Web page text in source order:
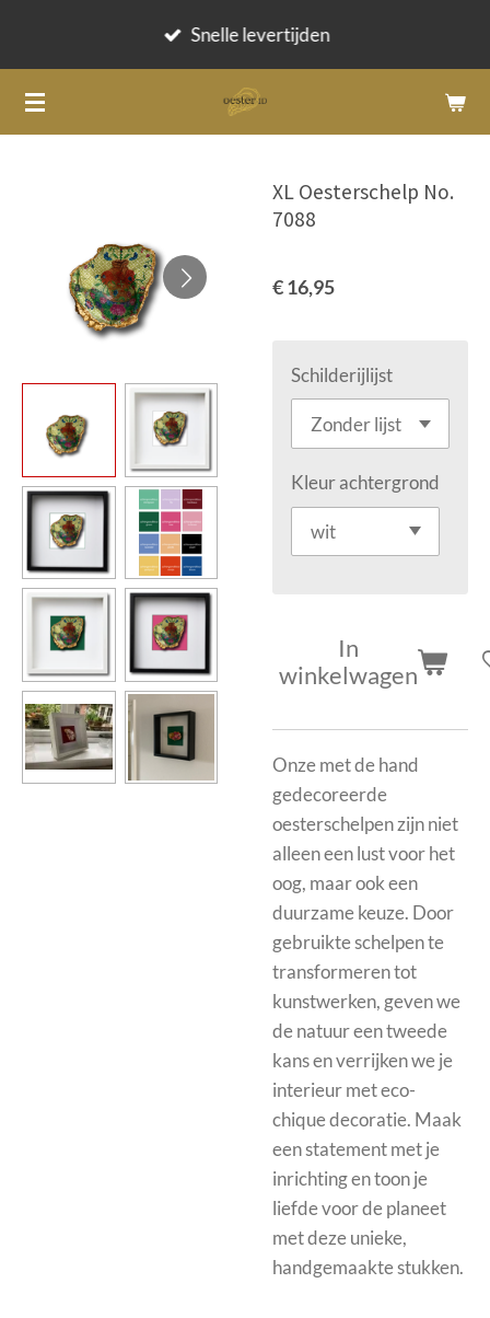
de
Snelle levertijden
XL Oesterschelp No.
7088
€ 16,95
Schilderijlijst
Kleur achtergrond
In
winkelwagen
Onze met de hand
gedecoreerde
oesterschelpen zijn niet
alleen een lust voor het
oog, maar ook een
duurzame keuze. Door
gebruikte schelpen te
transformeren tot
kunstwerken, geven we
de natuur een tweede
kans en verrijken we je
interieur met eco-
chique decoratie. Maak
een statement met je
inrichting en toon je
liefde voor de planeet
met deze unieke,
handgemaakte stukken.